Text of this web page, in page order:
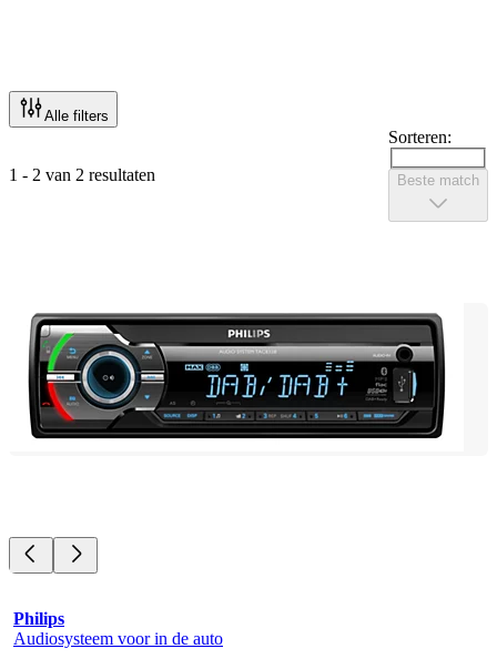
Alle filters
1 - 2 van 2 resultaten
Sorteren:
Beste match
Philips
Audiosysteem voor in de auto